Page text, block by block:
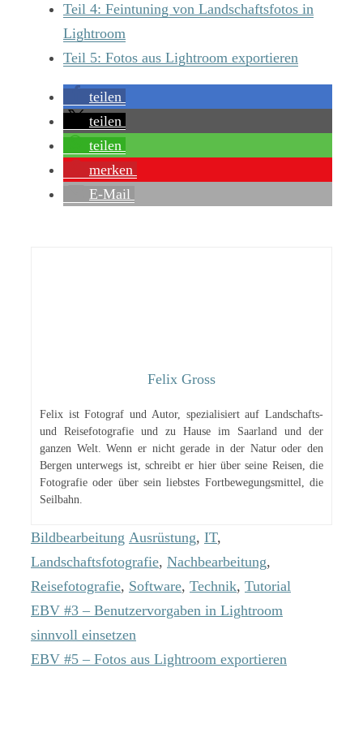
Teil 4: Feintuning von Landschaftsfotos in
Lightroom
Teil 5: Fotos aus Lightroom exportieren
teilen
teilen
teilen
merken
E-Mail
Felix Gross
Felix ist Fotograf und Autor, spezialisiert auf Landschafts-
und Reisefotografie und zu Hause im Saarland und der
ganzen Welt. Wenn er nicht gerade in der Natur oder den
Bergen unterwegs ist, schreibt er hier über seine Reisen, die
Fotografie oder über sein liebstes Fortbewegungsmittel, die
Seilbahn.
Kategorien
Bildbearbeitung Schlagwörter
Ausrüstung, IT,
Landschaftsfotografie, Nachbearbeitung,
Reisefotografie, Software, Technik, Tutorial
EBV #3 – Benutzervorgaben in Lightroom
sinnvoll einsetzen
EBV #5 – Fotos aus Lightroom exportieren